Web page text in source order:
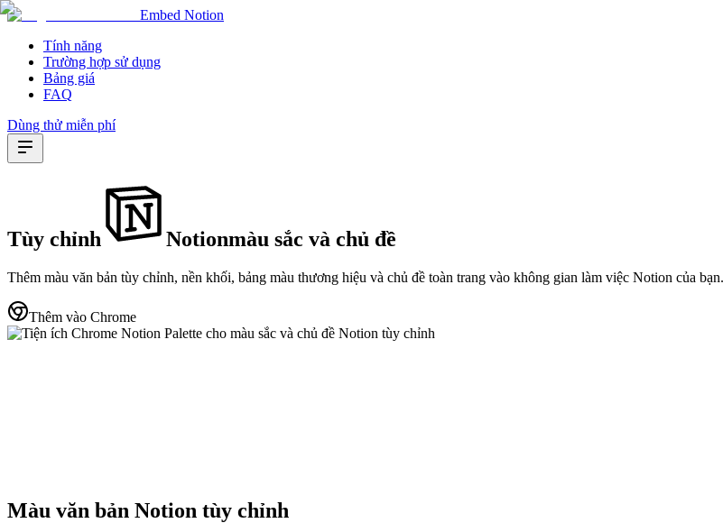
Embed Notion
Tính năng
Trường hợp sử dụng
Bảng giá
FAQ
Dùng thử miễn phí
Tùy chỉnh Notionmàu sắc và chủ đề
Thêm màu văn bản tùy chỉnh, nền khối, bảng màu thương hiệu và chủ đề toàn trang vào không gian làm việc Notion của bạn.
Thêm vào Chrome
Màu văn bản Notion tùy chỉnh